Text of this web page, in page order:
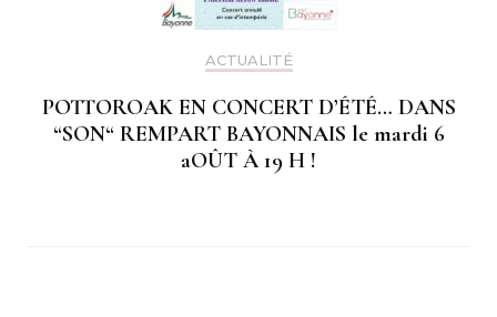
ACTUALITÉ
POTTOROAK EN CONCERT D’ÉTÉ… DANS
“SON“ REMPART BAYONNAIS le mardi 6
aOÛT À 19 H !